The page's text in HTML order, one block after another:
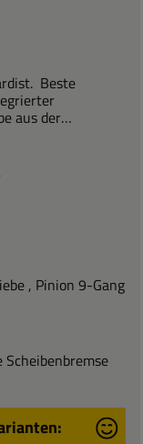
Beste
aus der
erleben Sie die
des
Und das
von nur
, Pinion 9-Gang